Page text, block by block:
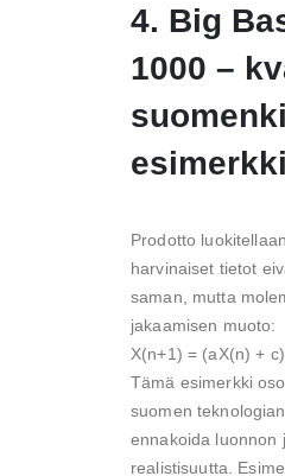
4. Big
1000 –
esimerkki
Prodotto
harvinaiset tietot
saman, mutta
jakaamisen muoto:
X(n+1) = (aX(n) +
Tämä esimerkki
suomen
ennakoida luonnon
realistisuutta.